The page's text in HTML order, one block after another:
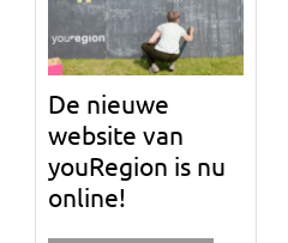
De nieuwe
website van
youRegion is nu
online!